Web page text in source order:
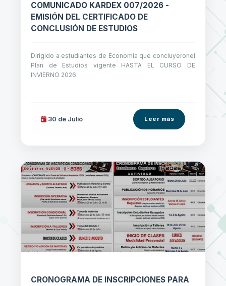
COMUNICADO KARDEX 007/2026 -
EMISIÓN DEL CERTIFICADO DE
CONCLUSIÓN DE ESTUDIOS
Dirigido a estudiantes de Economía que concluyeronel
Plan de Estudios vigente HASTA EL CURSO DE
INVIERNO 2026
30 de Julio Leer más
CRONOGRAMA DE INSCRIPCIONES PARA